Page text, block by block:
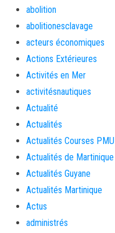
abolition
abolitionesclavage
acteurs économiques
Actions Extérieures
Activités en Mer
activitésnautiques
Actualité
Actualités
Actualités Courses PMU
Actualités de Martinique
Actualités Guyane
Actualités Martinique
Actus
administrés